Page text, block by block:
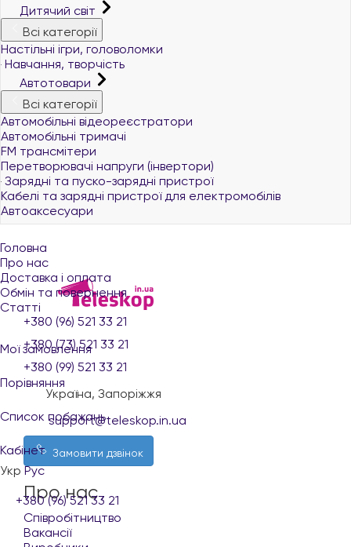
Дитячий світ
Всі категорії
Настільні ігри, головоломки
Навчання, творчість
Автотовари
Всі категорії
Автомобільні відеореєстратори
Автомобільні тримачі
FM трансмітери
Перетворювачі напруги (інвертори)
Зарядні та пуско-зарядні пристрої
Кабелі та зарядні пристрої для електромобілів
Автоаксесуари
Головна
Про нас
Доставка і оплата
Обмін та повернення
Статті
Мої замовлення
Порівняння
Список побажань
Кабінет
Укр Рус
+380 (96) 521 33 21
+380 (96) 521 33 21
+380 (73) 521 33 21
+380 (99) 521 33 21
Україна, Запоріжжя
support@teleskop.in.ua
Замовити дзвінок
Про нас
Співробітництво
Вакансії